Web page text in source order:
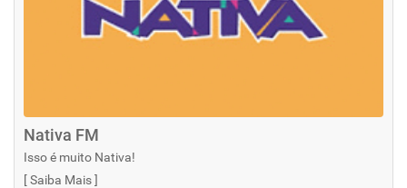
Nativa FM
Isso é muito Nativa!
[Saiba Mais]